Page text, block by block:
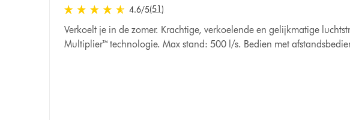
4.6 sterren van 5 van 51 Ratings
4.6/5(51)
Verkoelt je in de zomer. Krachtige, verkoelende en gelijkmatige
Multiplier™ technologie. Max stand: 500 l/s. Bedien met